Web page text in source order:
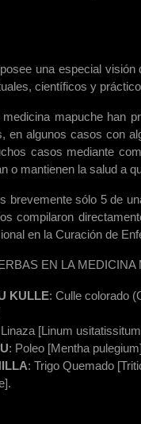
una especial
científicos y
mapuche han
en algunos casos con
casos mediante
o mantienen la salud a
brevemente sólo 5 de
compilaron
en la Curación de
EN LA MEDICINA
KULLE: Culle colorado
[Linum
: Poleo [Mentha
: Trigo Quemado